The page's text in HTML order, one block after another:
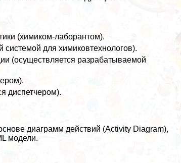
(химиком-лаборантом).
для химиковтехнологов).
(осуществляется разpaбатываемой
диспетчером).
диаграмм действий (Activity Diagram),
модели.